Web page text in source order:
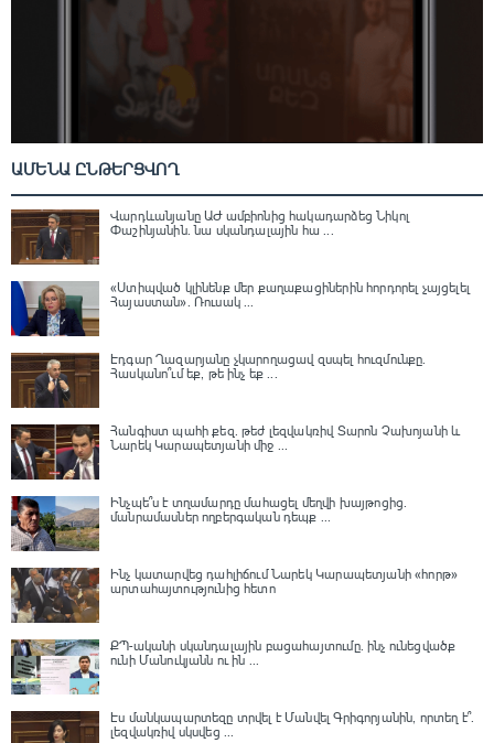
ԱՄԵՆԱ ԸՆԹԵՐՑՎՈՂ
Վարդևանյանը ԱԺ ամբիոնից հակադարձեց Նիկոլ
Փաշինյանին․ նա սկանդալային հա ...
«Ստիպված կլինենք մեր քաղաքացիներին հորդորել չայցելել
Հայաստան»․ Ռուսակ ...
Էդգար Ղազարյանը չկարողացավ զսպել հուզմունքը.
Հասկանո՞ւմ եք, թե ինչ եք ...
Հանգիստ պահի քեզ. թեժ լեզվակռիվ Տարոն Չախոյանի և
Նարեկ Կարապետյանի միջ ...
Ինչպե՞ս է տղամարդը մահացել մեղվի խայթոցից.
մանրամասներ ողբերգական դեպք ...
Ինչ կատարվեց դահլիճում Նարեկ Կարապետյանի «հորթ»
արտահայտությունից հետո
ՔՊ-ականի սկանդալային բացահայտումը․ ինչ ունեցվածք
ունի Մանուկյանն ու ին ...
Էս մանկապարտեզը տրվել է Մանվել Գրիգորյանին, որտեղ է՞․
լեզվակռիվ սկսվեց ...